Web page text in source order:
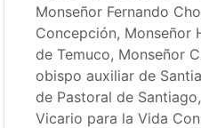
Monseñor Fernando
Concepción, Monseñor
de Temuco, Monseñor
obispo auxiliar de
de Pastoral de
Vicario para la Vida